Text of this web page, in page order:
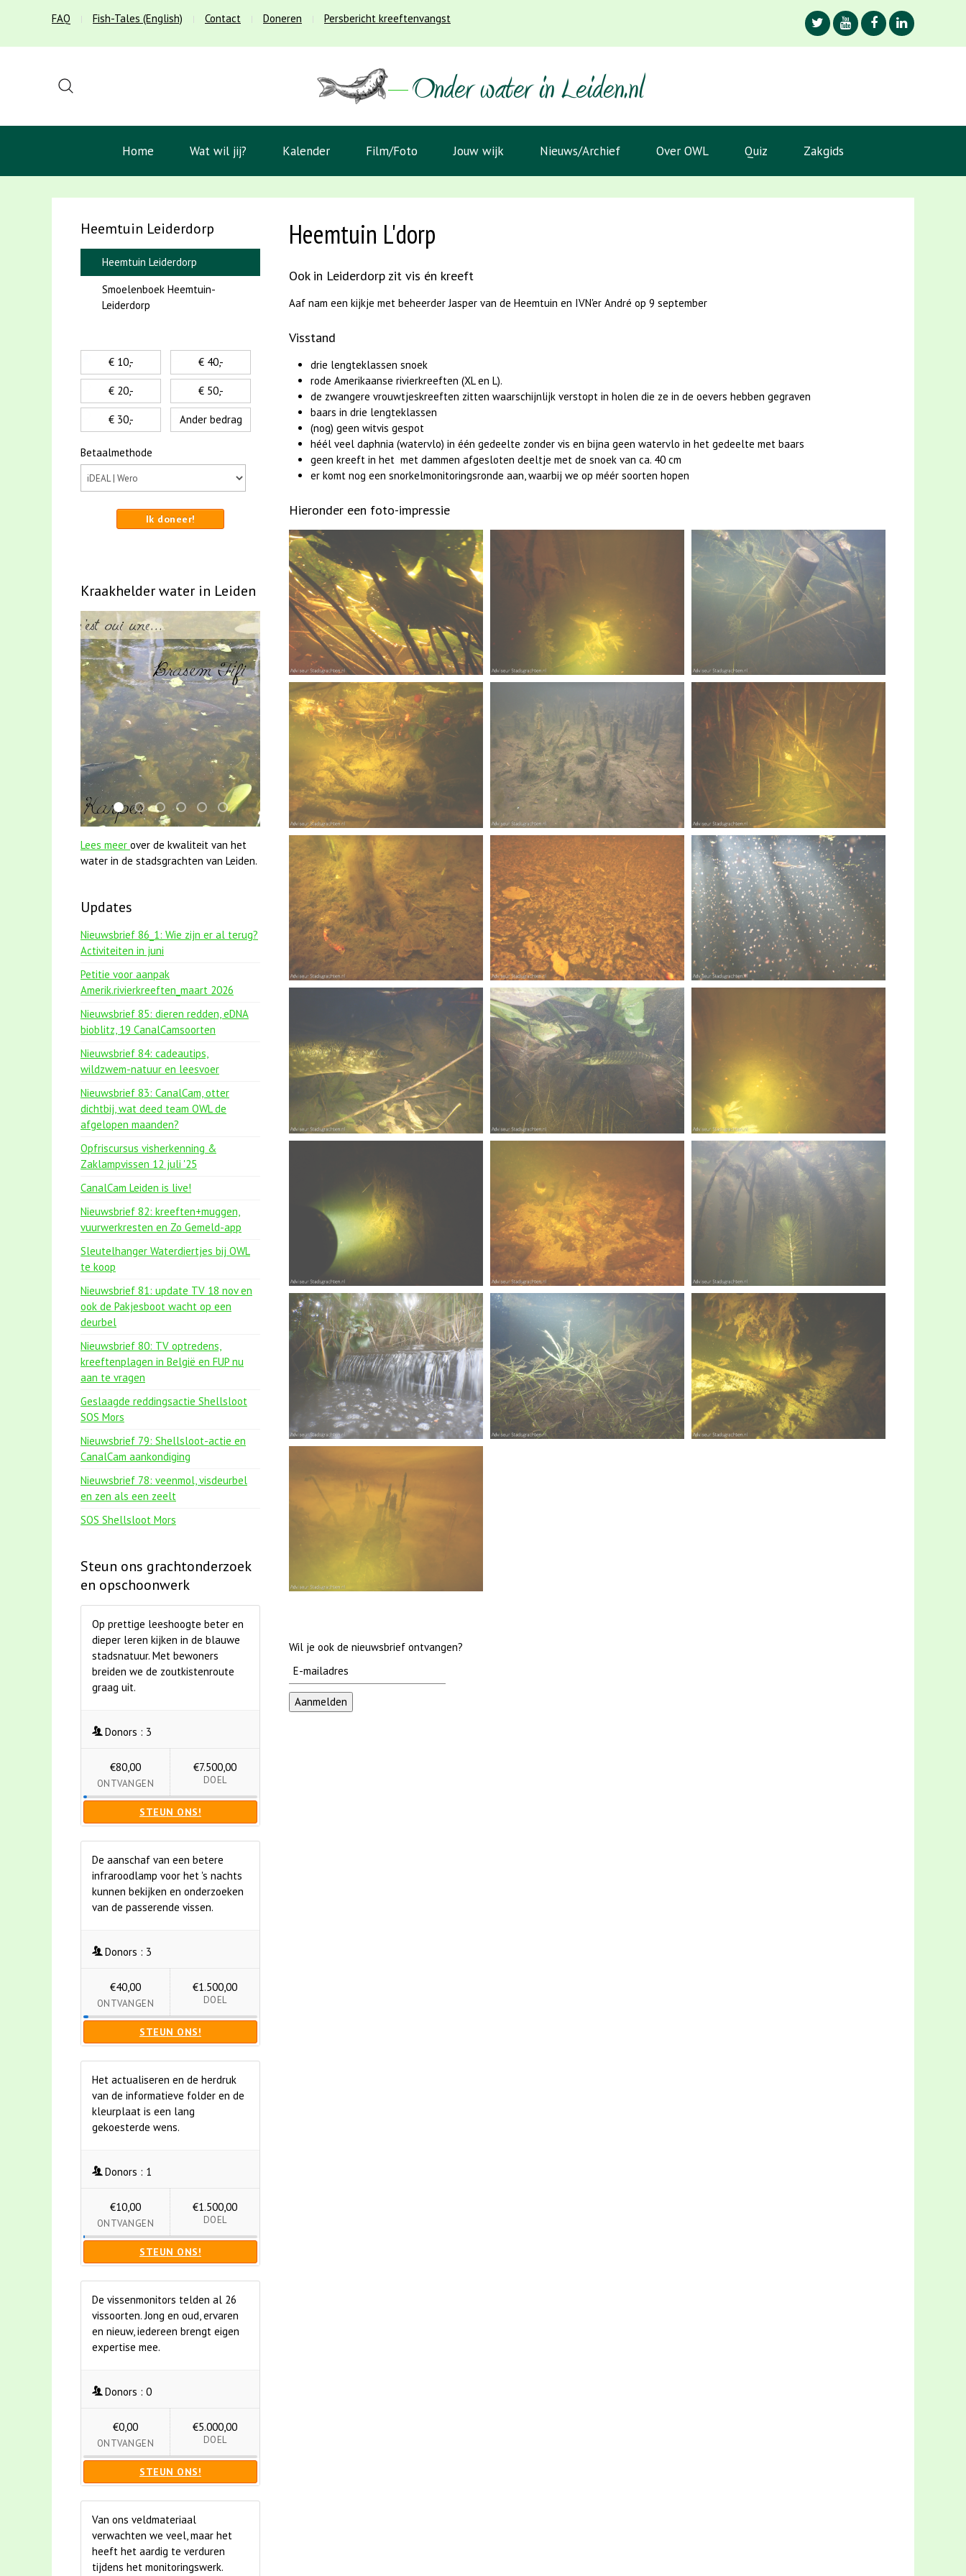
FAQ Fish-Tales (English) Contact Doneren Persbericht kreeftenvangst
Home Wat wil jij? Kalender Film/Foto Jouw wijk Nieuws/Archief Over OWL Quiz Zakgids
Heemtuin L'dorp
Ook in Leiderdorp zit vis én kreeft
Aaf nam een kijkje met beheerder Jasper van de Heemtuin en IVN'er André op 9 september
Visstand
drie lengteklassen snoek
rode Amerikaanse rivierkreeften (XL en L).
de zwangere vrouwtjeskreeften zitten waarschijnlijk verstopt in holen die ze in de oevers hebben gegraven
baars in drie lengteklassen
(nog) geen witvis gespot
héél veel daphnia (watervlo) in één gedeelte zonder vis en bijna geen watervlo in het gedeelte met baars
geen kreeft in het met dammen afgesloten deeltje met de snoek van ca. 40 cm
er komt nog een snorkelmonitoringsronde aan, waarbij we op méér soorten hopen
Hieronder een foto-impressie
Wil je ook de nieuwsbrief ontvangen?
Heemtuin Leiderdorp
Heemtuin Leiderdorp
Smoelenboek Heemtuin-
Leiderdorp
€ 10,-
€ 20,-
€ 30,-
€ 40,-
€ 50,-
Ander bedrag
Betaalmethode
Ik doneer!
Kraakhelder water in Leiden
smoelenboek fifi en karper nieuwsbrief-
jun2021 28 brasem en rietvoorns 4a verscherpt
jun2021 zaklv 5 snoekje MOOI
karper met kattenklimtouw
mei2021 watervogelmethode fuut met baars
mei2021 1 snoekje elly
Lees meer over de kwaliteit van het
water in de stadsgrachten van Leiden.
Updates
Nieuwsbrief 86_1: Wie zijn er al terug?
Activiteiten in juni
Petitie voor aanpak
Amerik.rivierkreeften_maart 2026
Nieuwsbrief 85: dieren redden, eDNA
bioblitz, 19 CanalCamsoorten
Nieuwsbrief 84: cadeautips,
wildzwem-natuur en leesvoer
Nieuwsbrief 83: CanalCam, otter
dichtbij, wat deed team OWL de
afgelopen maanden?
Opfriscursus visherkenning &
Zaklampvissen 12 juli '25
CanalCam Leiden is live!
Nieuwsbrief 82: kreeften+muggen,
vuurwerkresten en Zo Gemeld-app
Sleutelhanger Waterdiertjes bij OWL
te koop
Nieuwsbrief 81: update TV 18 nov en
ook de Pakjesboot wacht op een
deurbel
Nieuwsbrief 80: TV optredens,
kreeftenplagen in België en FUP nu
aan te vragen
Geslaagde reddingsactie Shellsloot
SOS Mors
Nieuwsbrief 79: Shellsloot-actie en
CanalCam aankondiging
Nieuwsbrief 78: veenmol, visdeurbel
en zen als een zeelt
SOS Shellsloot Mors
Steun ons grachtonderzoek
en opschoonwerk
Op prettige leeshoogte beter en
dieper leren kijken in de blauwe
stadsnatuur. Met bewoners
breiden we de zoutkistenroute
graag uit.
Donors : 3
€80,00
ONTVANGEN
€7.500,00
DOEL
STEUN ONS!
De aanschaf van een betere
infraroodlamp voor het 's nachts
kunnen bekijken en onderzoeken
van de passerende vissen.
Donors : 3
€40,00
ONTVANGEN
€1.500,00
DOEL
STEUN ONS!
Het actualiseren en de herdruk
van de informatieve folder en de
kleurplaat is een lang
gekoesterde wens.
Donors : 1
€10,00
ONTVANGEN
€1.500,00
DOEL
STEUN ONS!
De vissenmonitors telden al 26
vissoorten. Jong en oud, ervaren
en nieuw, iedereen brengt eigen
expertise mee.
Donors : 0
€0,00
ONTVANGEN
€5.000,00
DOEL
STEUN ONS!
Van ons veldmateriaal
verwachten we veel, maar het
heeft het aardig te verduren
tijdens het monitoringswerk.